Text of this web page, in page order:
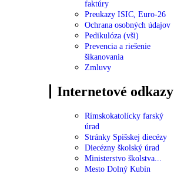
faktúry
Preukazy ISIC, Euro-26
Ochrana osobných údajov
Pedikulóza (vši)
Prevencia a riešenie
šikanovania
Zmluvy
Internetové odkazy
Rímskokatolícky farský
úrad
Stránky Spišskej diecézy
Diecézny školský úrad
Ministerstvo školstva...
Mesto Dolný Kubín